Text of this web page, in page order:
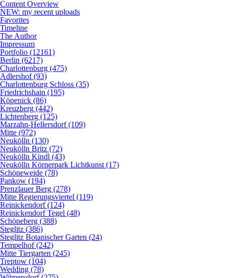
Content Overview
NEW: my recent uploads
Favorites
Timeline
The Author
Impressum
Portfolio (12161)
Berlin (6217)
Charlottenburg (475)
Adlershof (93)
Charlottenburg Schloss (35)
Friedrichshain (195)
Köpenick (86)
Kreuzberg (442)
Lichtenberg (125)
Marzahn-Hellersdorf (109)
Mitte (972)
Neukölln (130)
Neukölln Britz (72)
Neukölln Kindl (43)
Neukölln Körnerpark Lichtkunst (17)
Schöneweide (78)
Pankow (194)
Prenzlauer Berg (278)
Mitte Regierungsviertel (119)
Reinickendorf (124)
Reinickendorf Tegel (48)
Schöneberg (388)
Steglitz (386)
Steglitz Botanischer Garten (24)
Tempelhof (242)
Mitte Tiergarten (245)
Treptow (104)
Wedding (78)